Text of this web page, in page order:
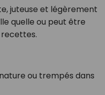
juteuse et légèrement
quelle ou peut être
ou trempés dans